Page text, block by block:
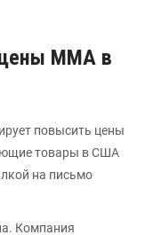
цены ММА в
повысить цены
товары в США
на письмо
Компания